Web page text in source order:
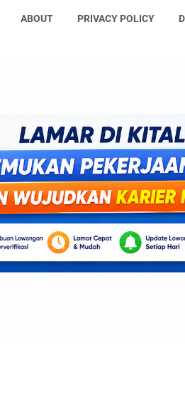
ABOUT PRIVACY POLICY